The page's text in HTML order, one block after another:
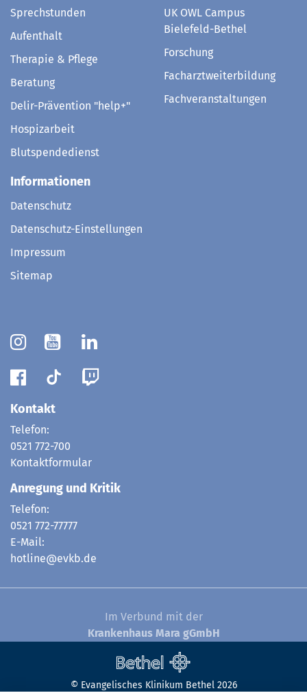
Sprechstunden
Aufenthalt
Therapie & Pflege
Beratung
Delir-Prävention "help+"
Hospizarbeit
Blutspendedienst
UK OWL Campus
Bielefeld-Bethel
Forschung
Facharztweiterbildung
Fachveranstaltungen
Informationen
Datenschutz
Datenschutz-Einstellungen
Impressum
Sitemap
Kontakt
Telefon:
0521 772-700
Kontaktformular
Anregung und Kritik
Telefon:
0521 772-77777
E-Mail:
hotline@evkb.de
Im Verbund mit der
Krankenhaus Mara gGmbH
© Evangelisches Klinikum Bethel 2026